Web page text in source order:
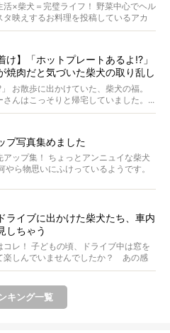
活×柴犬＝完璧ライフ！ 野菜中心でヘル
タ映えするお料理を投稿しているアカ
け】「ホットプレートあるよ!?」
焼肉だと気づいた柴犬の取り乱し
画】
」 お散歩に出かけていた、柴犬の福。
さんはこっそりと帰宅していました。...
プ写真集めました
ップ集！ ちょっとアンニュイな柴犬
やら物思いにふけっているようです。
ライブに出かけた柴犬たち、車内
しちゃう
レ！ 子どもの頃、ドライブ中は窓を
楽しんでいませんでしたか？ あの感
キング一覧